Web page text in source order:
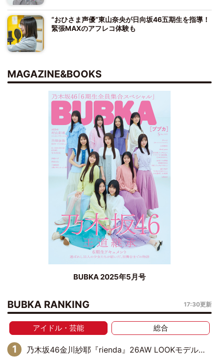
“おひさま声優”東山奈央が日向坂46五期生を指導！
緊張MAXのアフレコ体験も
MAGAZINE&BOOKS
BUBKA 2025年5月号
BUBKA RANKING 17:30更新
アイドル・芸能 総合
乃木坂46金川紗耶『rienda』26AW LOOKモデルに就任